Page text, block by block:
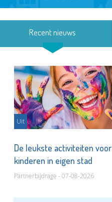
Recent nieuws
Uit
De leukste activiteiten voor
kinderen in eigen stad
Partnerbijdrage - 07-08-2026